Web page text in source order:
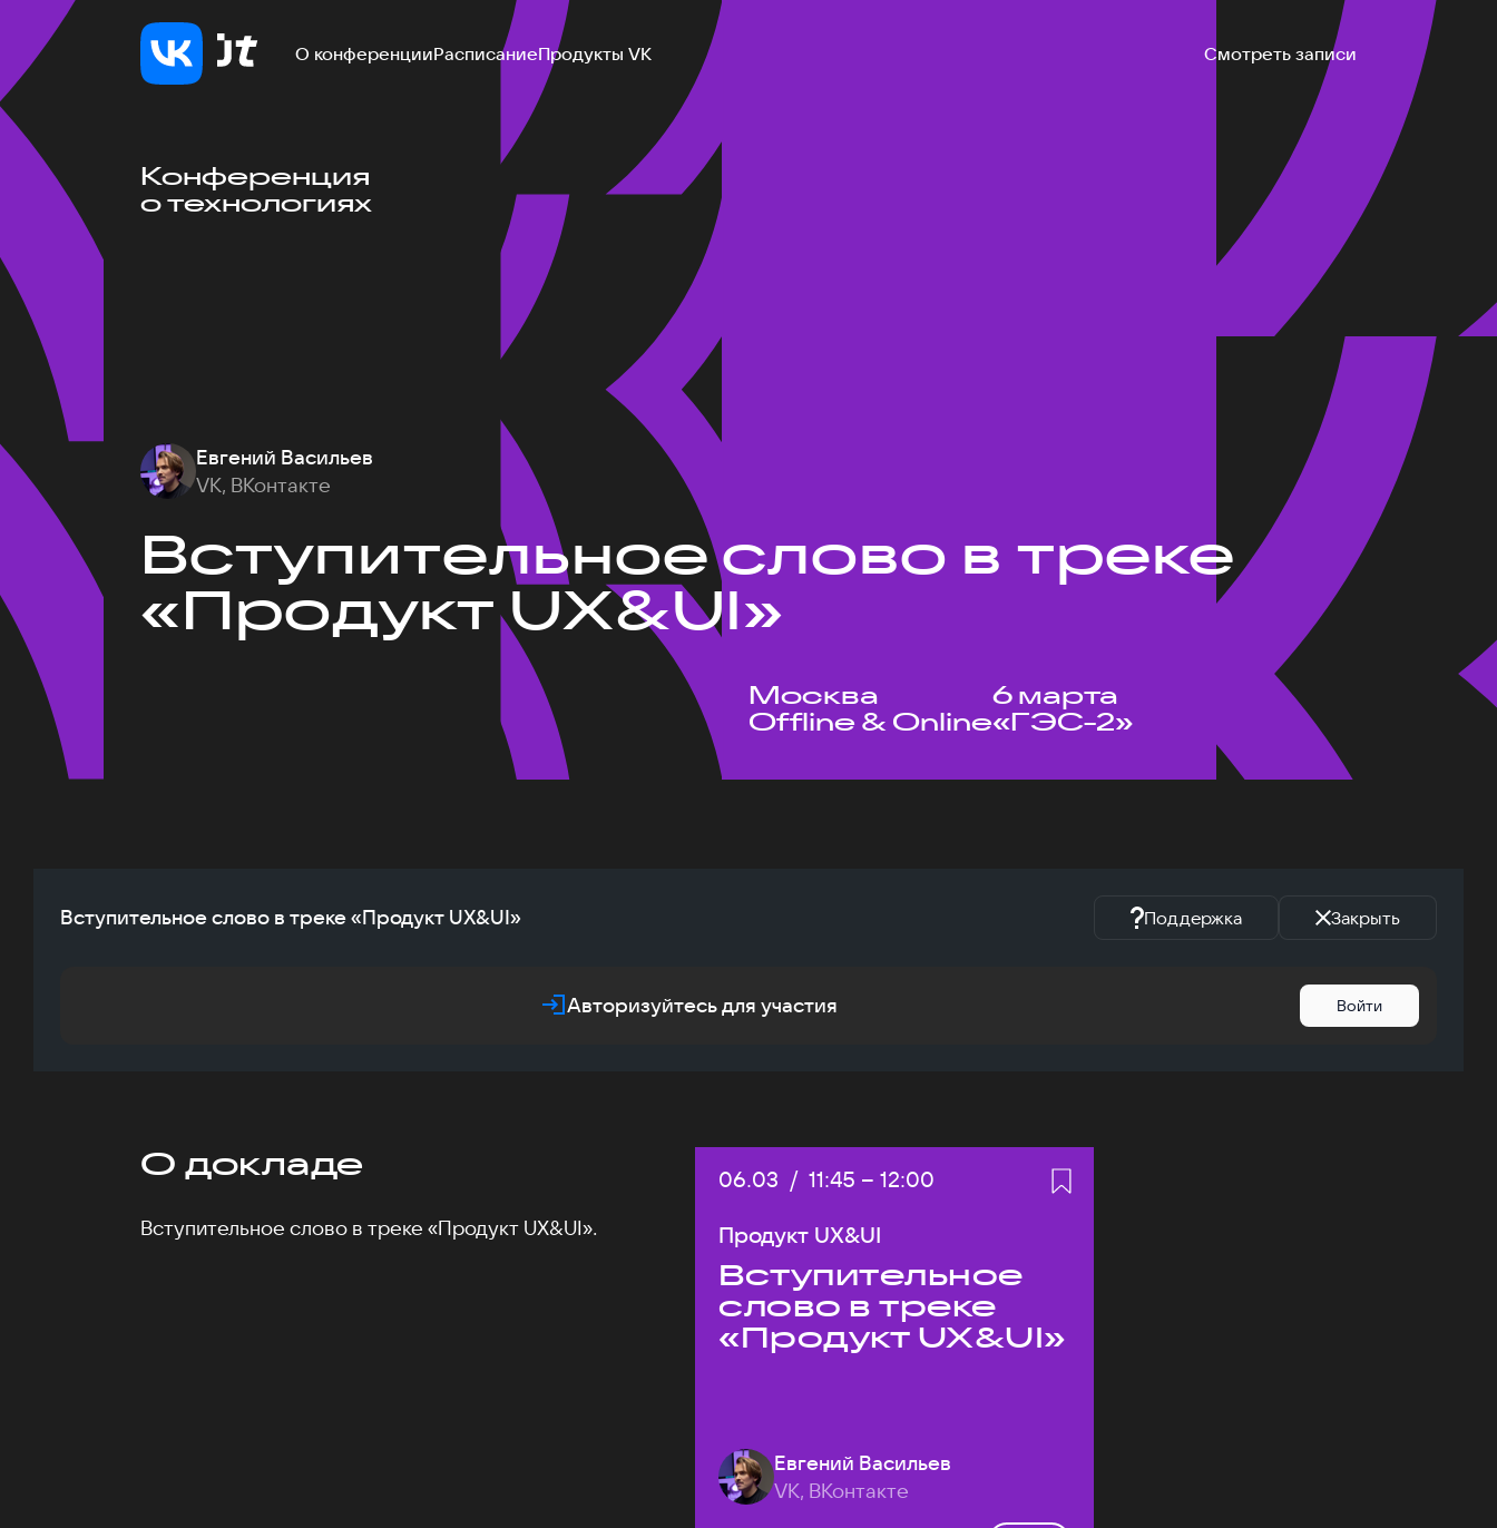
О конференцииРасписаниеПродукты VK Смотреть записи
Конференция
о технологиях
Евгений Васильев
VK, ВКонтакте
Вступительное слово в треке
«Продукт UX&UI»
Москва
Offline & Online
6 марта
«ГЭС-2»
Вступительное слово в треке «Продукт UX&UI» Поддержка Закрыть
Авторизуйтесь для участия Войти
О докладе
Вступительное слово в треке «Продукт UX&UI».
Дата:
06.03 / Начало:
11:45 – Конец:
12:00
Продукт UX&UI
Вступительное
слово в треке
«Продукт UX&UI»
Евгений Васильев
VK, ВКонтакте